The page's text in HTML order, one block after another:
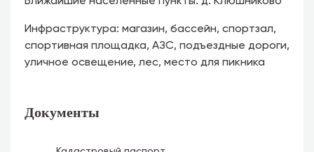
Инфраструктура: магазин, бассейн, спортзал,
спортивная площадка, АЗС, подъездные дороги,
уличное освещение, лес, место для пикника
Документы